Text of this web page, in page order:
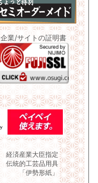
企業/サイトの証明書
経済産業大臣指定
伝統的工芸品用具
「伊勢形紙」